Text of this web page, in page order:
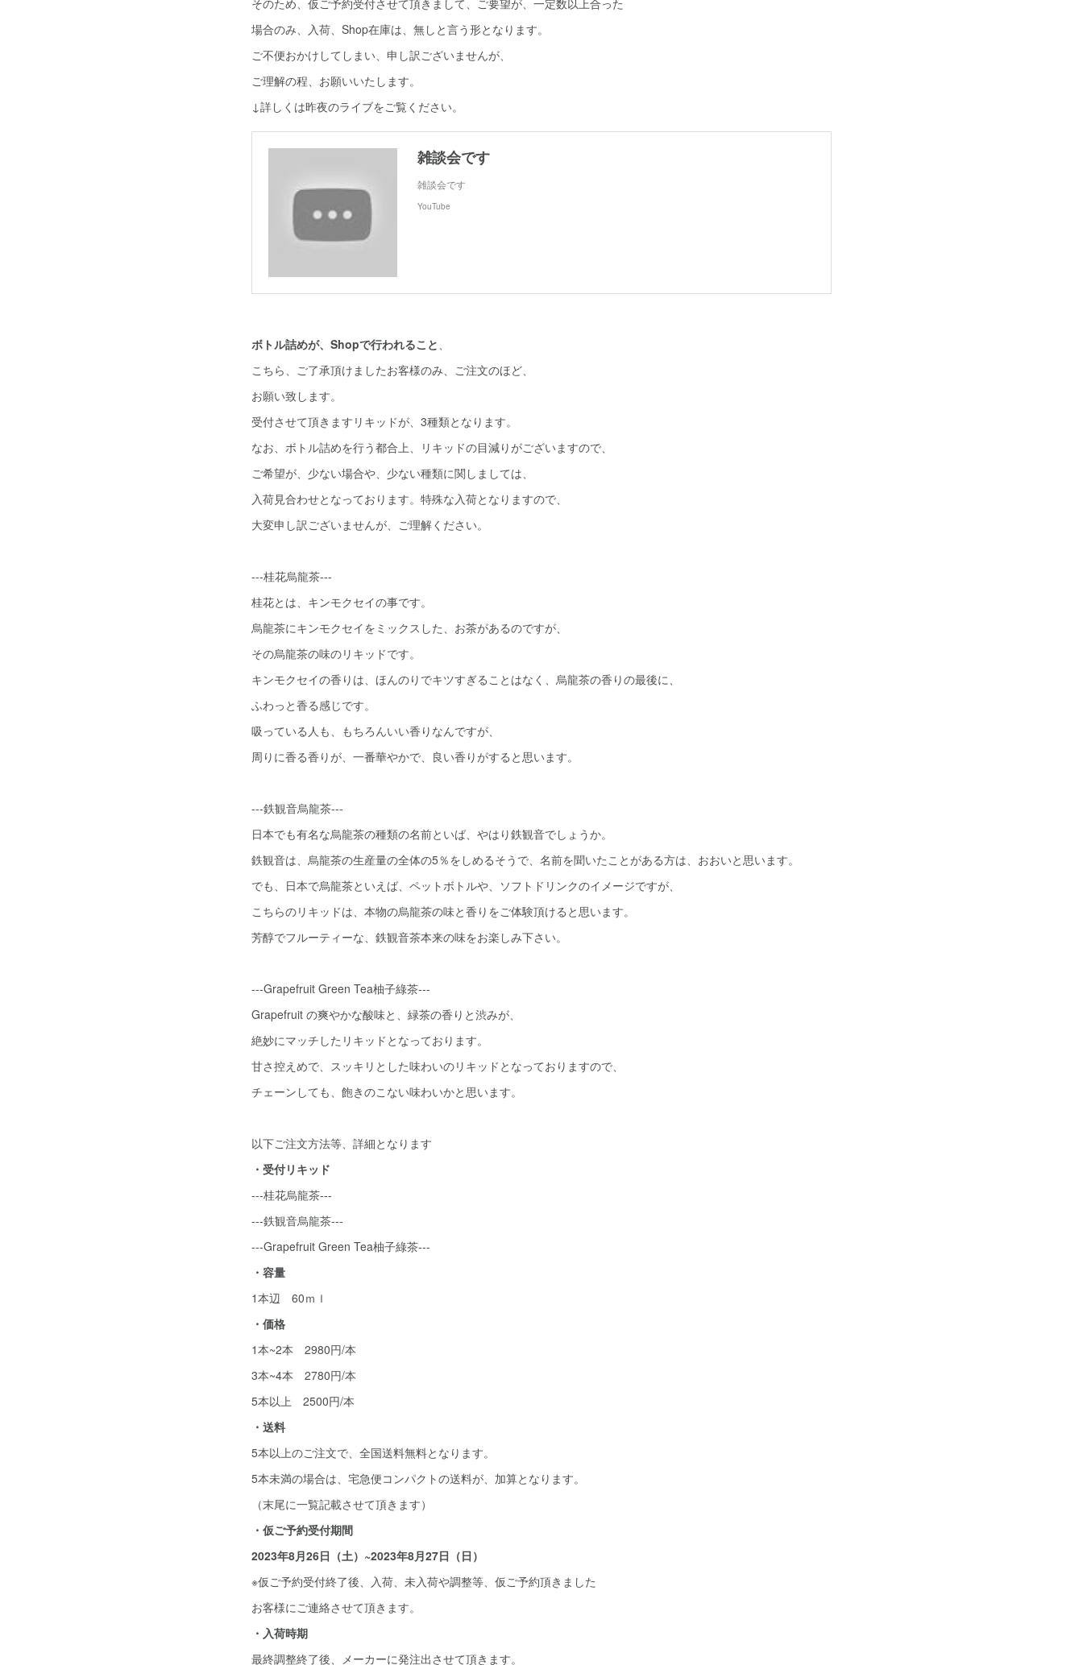
そのため、仮ご予約受付させて頂きまして、ご要望が、一定数以上合った
場合のみ、入荷、Shop在庫は、無しと言う形となります。
ご不便おかけしてしまい、申し訳ございませんが、
ご理解の程、お願いいたします。
↓詳しくは昨夜のライブをご覧ください。
雑談会です
雑談会です
YouTube
ボトル詰めが、Shopで行われること、
こちら、ご了承頂けましたお客様のみ、ご注文のほど、
お願い致します。
受付させて頂きますリキッドが、3種類となります。
なお、ボトル詰めを行う都合上、リキッドの目減りがございますので、
ご希望が、少ない場合や、少ない種類に関しましては、
入荷見合わせとなっております。特殊な入荷となりますので、
大変申し訳ございませんが、ご理解ください。
---桂花烏龍茶---
桂花とは、キンモクセイの事です。
烏龍茶にキンモクセイをミックスした、お茶があるのですが、
その烏龍茶の味のリキッドです。
キンモクセイの香りは、ほんのりでキツすぎることはなく、烏龍茶の香りの最後に、
ふわっと香る感じです。
吸っている人も、もちろんいい香りなんですが、
周りに香る香りが、一番華やかで、良い香りがすると思います。
---鉄観音烏龍茶---
日本でも有名な烏龍茶の種類の名前といば、やはり鉄観音でしょうか。
鉄観音は、烏龍茶の生産量の全体の5％をしめるそうで、名前を聞いたことがある方は、おおいと思います。
でも、日本で烏龍茶といえば、ペットボトルや、ソフトドリンクのイメージですが、
こちらのリキッドは、本物の烏龍茶の味と香りをご体験頂けると思います。
芳醇でフルーティーな、鉄観音茶本来の味をお楽しみ下さい。
---Grapefruit Green Tea柚子綠茶---
Grapefruit の爽やかな酸味と、緑茶の香りと渋みが、
絶妙にマッチしたリキッドとなっております。
甘さ控えめで、スッキリとした味わいのリキッドとなっておりますので、
チェーンしても、飽きのこない味わいかと思います。
以下ご注文方法等、詳細となります
・受付リキッド
---桂花烏龍茶---
---鉄観音烏龍茶---
---Grapefruit Green Tea柚子綠茶---
・容量
1本辺 60ｍｌ
・価格
1本~2本 2980円/本
3本~4本 2780円/本
5本以上 2500円/本
・送料
5本以上のご注文で、全国送料無料となります。
5本未満の場合は、宅急便コンパクトの送料が、加算となります。
（末尾に一覧記載させて頂きます）
・仮ご予約受付期間
2023年8月26日（土）~2023年8月27日（日）
※仮ご予約受付終了後、入荷、未入荷や調整等、仮ご予約頂きました
お客様にご連絡させて頂きます。
・入荷時期
最終調整終了後、メーカーに発注出させて頂きます。